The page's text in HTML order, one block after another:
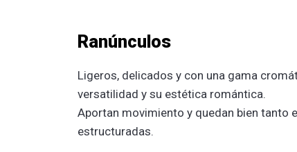
Ranúnculos
Ligeros, delicados y con una gama
versatilidad y su estética romántica.
Aportan movimiento y quedan bien tanto
estructuradas.